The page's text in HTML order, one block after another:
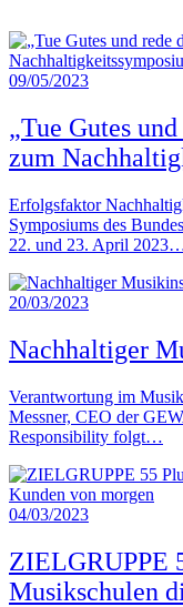
09/05/2023
„Tue Gutes
zum
Erfolgsfaktor
Symposiums des
22. und 23. April
20/03/2023
Nachhaltiger
Verantwortung im
Messner, CEO der
Responsibility folgt…
04/03/2023
ZIELGRUPPE
Musikschulen